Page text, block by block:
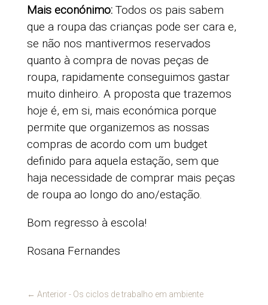
Mais econónimo: Todos os pais sabem
que a roupa das crianças pode ser cara e,
se não nos mantivermos reservados
quanto à compra de novas peças de
roupa, rapidamente conseguimos gastar
muito dinheiro. A proposta que trazemos
hoje é, em si, mais económica porque
permite que organizemos as nossas
compras de acordo com um budget
definido para aquela estação, sem que
haja necessidade de comprar mais peças
de roupa ao longo do ano/estação.
Bom regresso à escola!
Rosana Fernandes
← Anterior - Os ciclos de trabalho em ambiente